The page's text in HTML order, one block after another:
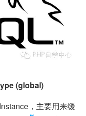
(global)
Instance，主要用来缓